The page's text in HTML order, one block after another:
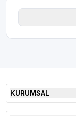
KURUMSAL